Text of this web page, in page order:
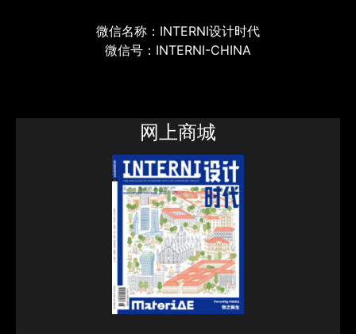
微信名称：INTERNI设计时代
微信号：INTERNI-CHINA
网上商城